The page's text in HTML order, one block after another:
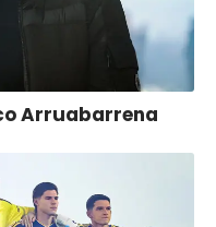
Arruabarrena